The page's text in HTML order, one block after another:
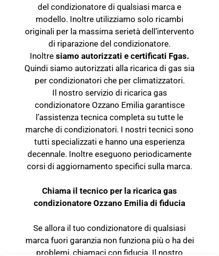
del condizionatore di qualsiasi marca e
modello. Inoltre utilizziamo solo ricambi
originali per la massima serietà dell’intervento
di riparazione del condizionatore.
Inoltre siamo autorizzati e certificati Fgas.
Quindi siamo autorizzati alla ricarica di gas sia
per condizionatori che per climatizzatori.
Il nostro servizio di ricarica gas
condizionatore Ozzano Emilia garantisce
l’assistenza tecnica completa su tutte le
marche di condizionatori. I nostri tecnici sono
tutti specializzati e hanno una esperienza
decennale. Inoltre eseguono periodicamente
corsi di aggiornamento specifici sulla marca.
Chiama il tecnico per la ricarica gas
condizionatore Ozzano Emilia di fiducia
Se allora il tuo condizionatore di qualsiasi
marca fuori garanzia non funziona più o ha dei
problemi, chiamaci con fiducia. Il nostro